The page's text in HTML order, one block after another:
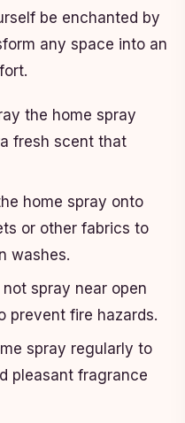
be enchanted by
any space into an
the home spray
fresh scent that
home spray onto
or other fabrics to
washes.
not spray near open
prevent fire hazards.
spray regularly to
pleasant fragrance